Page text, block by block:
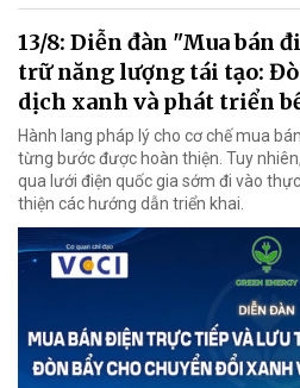
13/8: Diễn đàn "Mua bán
trữ năng lượng tái tạo:
dịch xanh và phát triển
Hành lang pháp lý cho cơ chế mua
từng bước được hoàn thiện. Tuy
qua lưới điện quốc gia sớm đi vào
thiện các hướng dẫn triển khai.